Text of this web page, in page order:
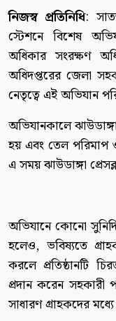
নিজস্ব প্রতিনিধি:
স্টেশনে বিশেষ
অধিকার সংরক্ষণ
অধিদপ্তরের জেলা
নেতৃত্বে এই অভিযান
অভিযানকালে
হয় এবং তেল পরিমাপ
এ সময় ঝাউডাঙ্গা
অভিযানে কোনো
হলেও, ভবিষ্যতে
করলে প্রতিষ্ঠানটি
প্রদান করেন
সাধারণ গ্রাহকদের